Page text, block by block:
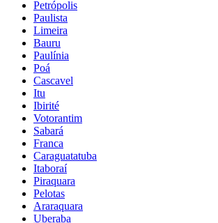
Petrópolis
Paulista
Limeira
Bauru
Paulínia
Poá
Cascavel
Itu
Ibirité
Votorantim
Sabará
Franca
Caraguatatuba
Itaboraí
Piraquara
Pelotas
Araraquara
Uberaba